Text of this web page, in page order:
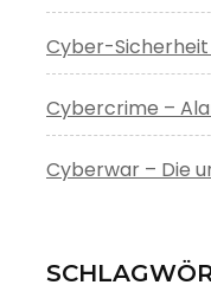
Cyber-
Cybercrime –
Cyberwar – Die